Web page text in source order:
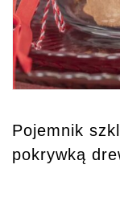
Pojemnik
pokrywką